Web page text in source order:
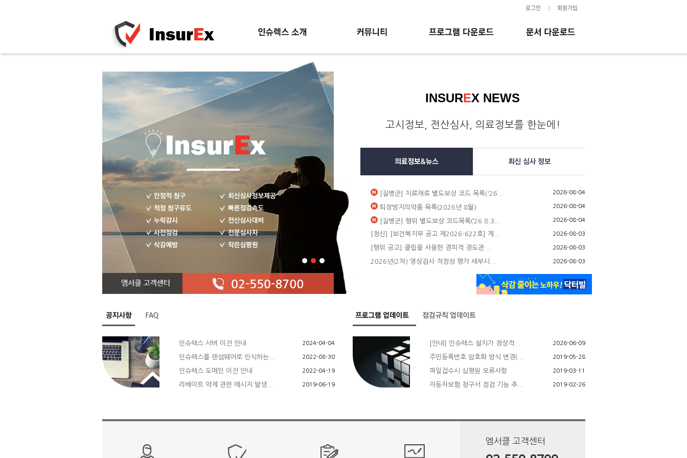
로그인 회원가입
인슈렉스
선납 신청서
신용카드 이체 신청서
동영상 매뉴얼
INSUREX NEWS
고시정보, 전산심사, 의료정보를 한눈에!
[질병군] 치료재료 별도보상 코드 목록('26... 2026-08-04
퇴장방지의약품 목록(2026년 8월) 2026-08-04
[질병군] 행위 별도보상 코드목록(‘26.8.3... 2026-08-04
[정신] [보건복지부 공고 제2026-622호] 제... 2026-08-03
[행위 공고] 클립을 사용한 경피적 경도관 ... 2026-08-03
2026년(2차) 영상검사 적정성 평가 세부시... 2026-08-03
인슈렉스 서버 이전 안내 2024-04-04
인슈렉스를 랜섬웨어로 인식하는... 2022-08-30
인슈렉스 도메인 이전 안내 2022-04-19
리베이트 약제 관련 메시지 발생... 2019-06-19
[안내] 인슈렉스 설치가 정상적... 2026-06-09
주민등록번호 암호화 방식 변경(... 2019-05-28
파일접수시 심평원 오류사항 2019-03-11
자동차보험 청구서 점검 기능 추... 2019-02-26
엠서클 고객센터